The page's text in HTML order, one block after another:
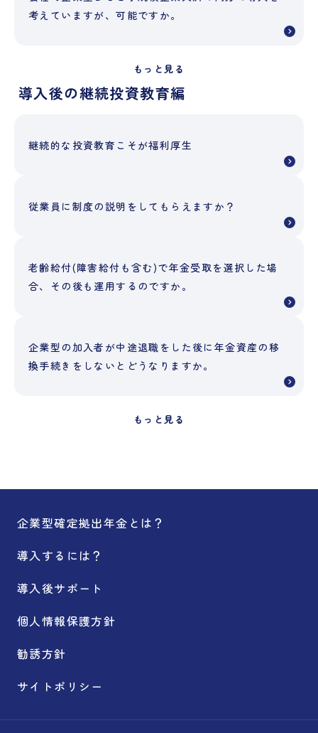
考えていますが、可能ですか。
もっと見る
導入後の継続投資教育編
継続的な投資教育こそが福利厚生
従業員に制度の説明をしてもらえますか？
老齢給付(障害給付も含む)で年金受取を選択した場
合、その後も運用するのですか。
企業型の加入者が中途退職をした後に年金資産の移
換手続きをしないとどうなりますか。
もっと見る
企業型確定拠出年金とは？
導入するには？
導入後サポート
個人情報保護方針
勧誘方針
サイトポリシー